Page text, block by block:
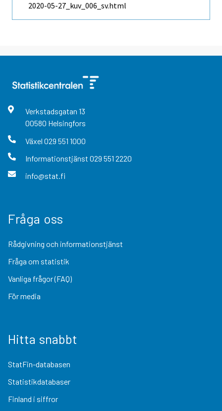
2020-05-27_kuv_006_sv.html
Verkstadsgatan 13
00580 Helsingfors
Växel 029 551 1000
Informationstjänst 029 551 2220
info@stat.fi
Fråga oss
Rådgivning och informationstjänst
Fråga om statistik
Vanliga frågor (FAQ)
För media
Hitta snabbt
StatFin-databasen
Statistikdatabaser
Finland i siffror